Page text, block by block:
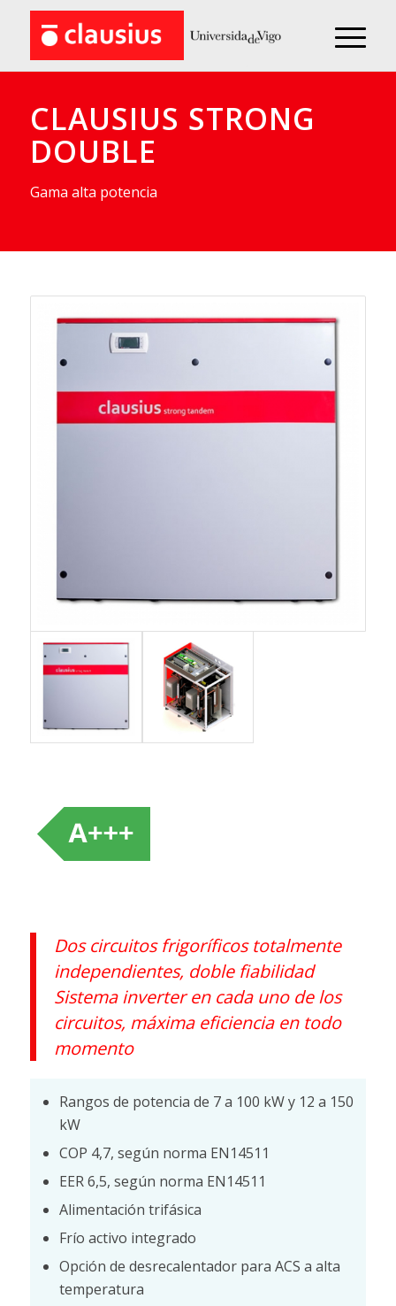
CLAUSIUS STRONG
DOUBLE
Gama alta potencia
Dos circuitos frigoríficos totalmente
independientes, doble fiabilidad
Sistema inverter en cada uno de los
circuitos, máxima eficiencia en todo
momento
Rangos de potencia de 7 a 100 kW y 12 a 150
kW
COP 4,7, según norma EN14511
EER 6,5, según norma EN14511
Alimentación trifásica
Frío activo integrado
Opción de desrecalentador para ACS a alta
temperatura